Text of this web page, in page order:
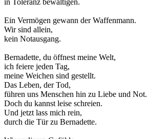
Ein Vermögen gewann der Waffenmann.
Wir sind allein,
kein Notausgang.
Bernadette, du öffnest meine Welt,
ich feiere jeden Tag,
meine Weichen sind gestellt.
Das Leben, der Tod,
führen uns Menschen hin zu Liebe und Not.
Doch du kannst leise schreien.
Und jetzt lass mich rein,
durch die Tür zu Bernadette.